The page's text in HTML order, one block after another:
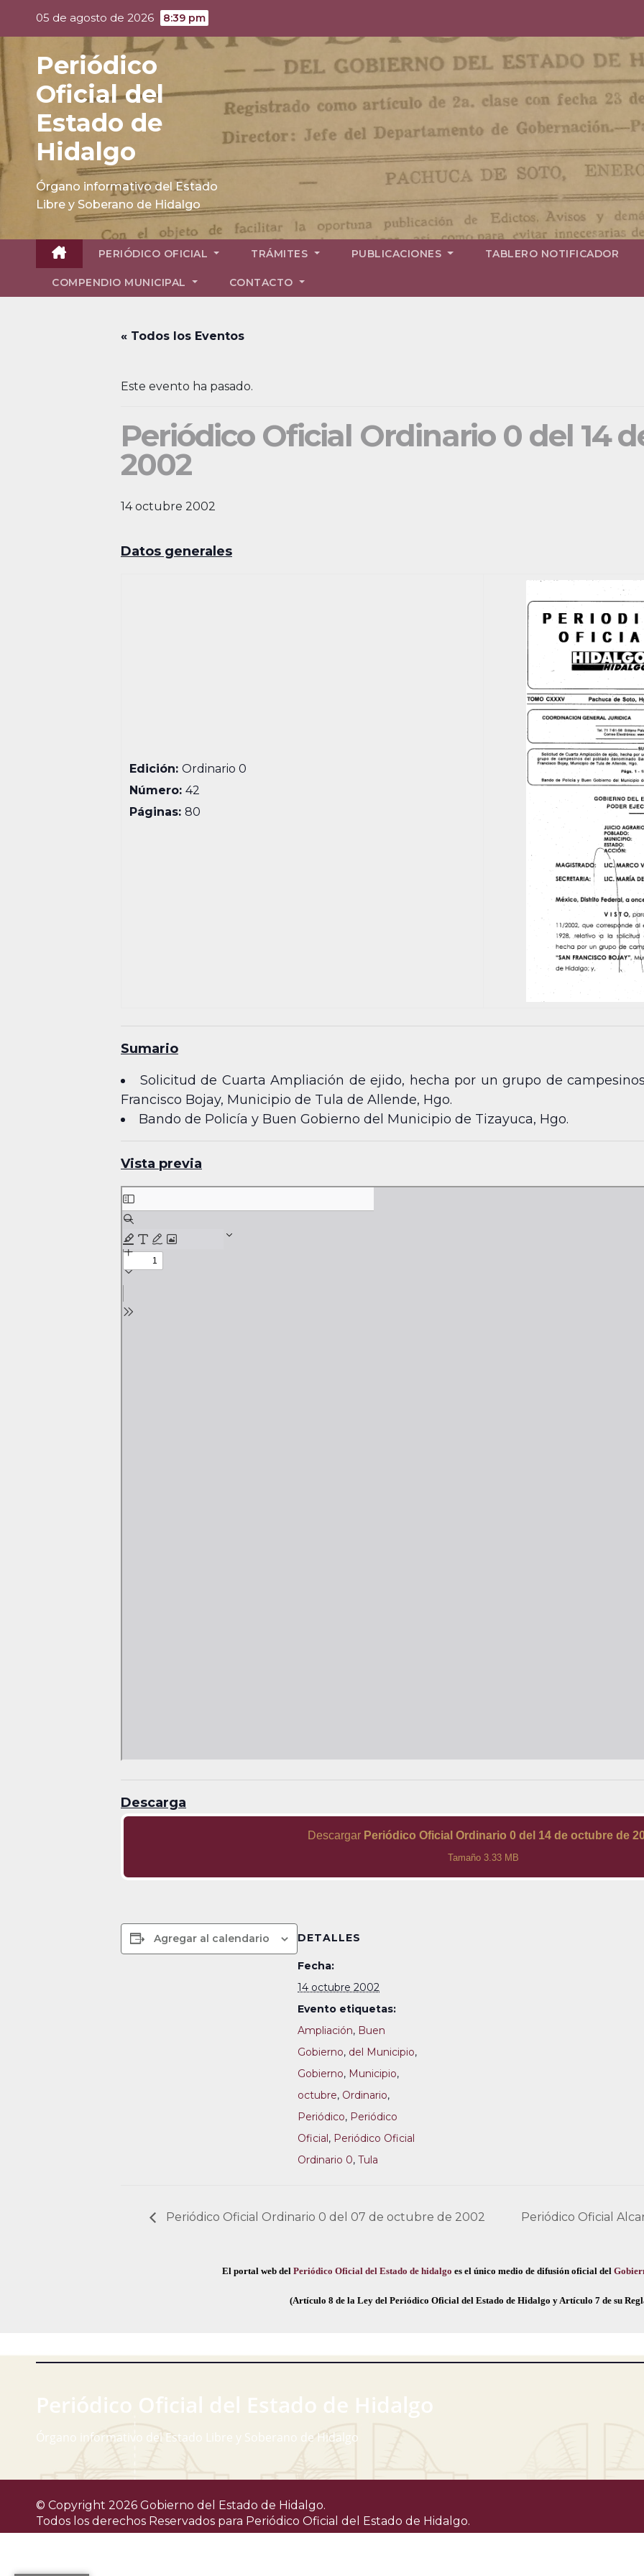
05 de agosto de 2026 8:39 pm
Periódico
Oficial del
Estado de
Hidalgo
Órgano informativo del Estado
Libre y Soberano de Hidalgo
PERIÓDICO OFICIAL TRÁMITES PUBLICACIONES TABLERO NOTIFICADOR
COMPENDIO MUNICIPAL CONTACTO
« Todos los Eventos
Este evento ha pasado.
Periódico Oficial Ordinario 0 del 14
2002
14 octubre 2002
Datos generales
Edición:Ordinario 0
Número:42
Páginas:80
Sumario
Solicitud de Cuarta Ampliación de ejido, hecha por un grupo de
Francisco Bojay, Municipio de Tula de Allende, Hgo.
Bando de Policía y Buen Gobierno del Municipio de Tizayuca, Hgo.
Vista previa
Skip
to
PDF
content
Descarga
Descargar Periódico Oficial Ordinario 0 del 14 de octubre de
Tamaño 3.33 MB
Agregar al calendario DETALLES
Fecha:
14 octubre 2002
Evento etiquetas:
Ampliación, Buen
Gobierno, del Municipio,
Gobierno, Municipio,
octubre, Ordinario,
Periódico, Periódico
Oficial, Periódico Oficial
Ordinario 0, Tula
Periódico Oficial Ordinario 0 del 07 de octubre de 2002 Periódico Oficial
El portal web del Periódico Oficial del Estado de hidalgo es el único medio de difusión oficial del
(Artículo 8 de la Ley del Periódico Oficial del Estado de Hidalgo y Artículo 7 de su
Periódico Oficial del Estado de Hidalgo
Órgano informativo del Estado Libre y Soberano de Hidalgo
© Copyright 2026 Gobierno del Estado de Hidalgo.
Todos los derechos Reservados para Periódico Oficial del Estado de Hidalgo.